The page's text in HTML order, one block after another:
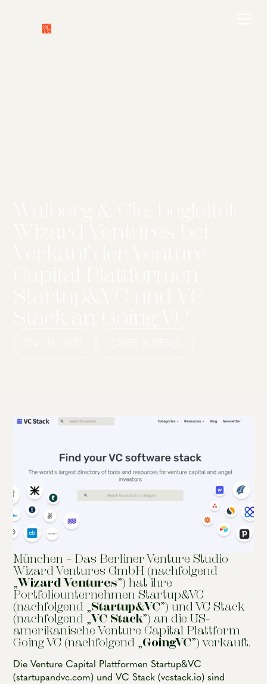
München – Das Berliner Venture Studio
Wizard Ventures GmbH (nachfolgend
„Wizard Ventures”) hat ihre
Portfoliounternehmen Startup&VC
(nachfolgend „Startup&VC”) und VC Stack
(nachfolgend „VC Stack”) an die US-
amerikanische Venture Capital Plattform
Going VC (nachfolgend „GoingVC”) verkauft.
Die Venture Capital Plattformen Startup&VC
(startupandvc.com) und VC Stack (vcstack.io) sind